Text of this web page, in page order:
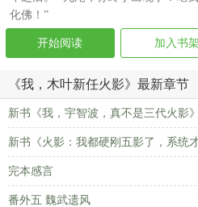
化佛！”
开始阅读 加入书架
《我，木叶新任火影》最新章节
新书《我，宇智波，真不是三代火影
新书《火影：我都硬刚五影了，系统
完本感言
番外五 魏武遗风